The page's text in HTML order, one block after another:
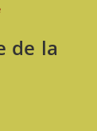
de la